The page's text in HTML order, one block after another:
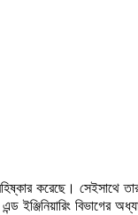
বহিষ্কার করেছে।
ইঞ্জিনিয়ারিং